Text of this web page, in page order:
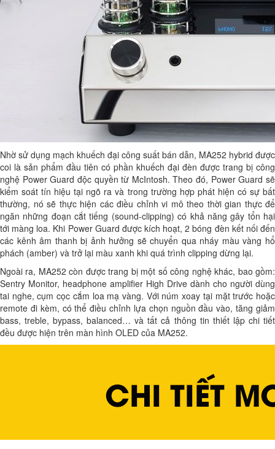
Nhờ sử dụng mạch khuếch đại công suất bán dẫn, MA252 hybrid được
coi là sản phẩm đầu tiên có phần khuếch đại đèn được trang bị công
nghệ Power Guard độc quyền từ McIntosh. Theo đó, Power Guard sẽ
kiểm soát tín hiệu tại ngõ ra và trong trường hợp phát hiện có sự bất
thường, nó sẽ thực hiện các điều chỉnh vi mô theo thời gian thực để
ngăn những đoạn cắt tiếng (sound-clipping) có khả năng gây tổn hại
tới màng loa. Khi Power Guard được kích hoạt, 2 bóng đèn kết nối đến
các kênh âm thanh bị ảnh hưởng sẽ chuyển qua nháy màu vàng hổ
phách (amber) và trở lại màu xanh khi quá trình clipping dừng lại.
Ngoài ra, MA252 còn được trang bị một số công nghệ khác, bao gồm:
Sentry Monitor, headphone amplifier High Drive dành cho người dùng
tai nghe, cụm cọc cắm loa mạ vàng. Với núm xoay tại mặt trước hoặc
remote đi kèm, có thể điều chỉnh lựa chọn nguồn đầu vào, tăng giảm
bass, treble, bypass, balanced… và tất cả thông tin thiết lập chi tiết
đều được hiện trên màn hình OLED của MA252.